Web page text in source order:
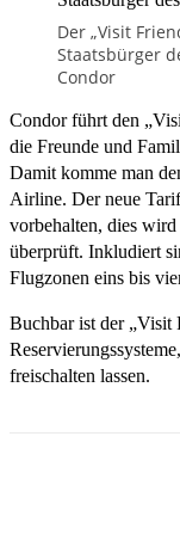
Der „Visit
Staatsbürger
Condor
Condor führt den
die Freunde und
Damit komme man
Airline. Der neue
vorbehalten, dies
überprüft. Inkludiert
Flugzonen eins bis
Buchbar ist der „Visit
freischalten lassen.